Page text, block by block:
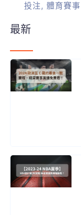
投注, 體育賽事
最新